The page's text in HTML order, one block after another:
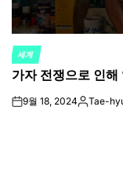
POSTED
IN
세계
가자 전쟁으로 인
on9월 18, 2024Posted
Tae-